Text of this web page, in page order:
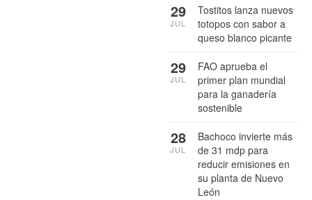
Tostitos lanza nuevos
totopos con sabor a
queso blanco picante
29
JUL
FAO aprueba el
primer plan mundial
para la ganadería
sostenible
29
JUL
Bachoco invierte más
de 31 mdp para
reducir emisiones en
su planta de Nuevo
León
28
JUL